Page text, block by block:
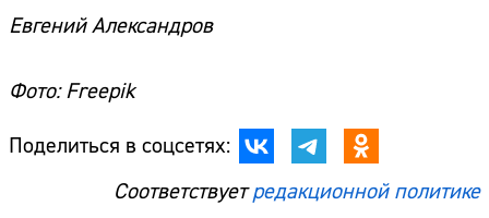
Евгений Александров
Фото: Freepik
Поделиться в соцсетях:
Соответствуетредакционной политике